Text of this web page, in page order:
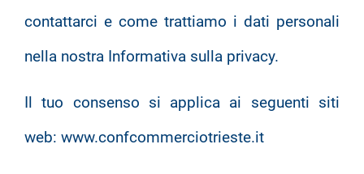
contattarci e come trattiamo i dati personali
nella nostra Informativa sulla privacy.
Il tuo consenso si applica ai seguenti siti
web: www.confcommerciotrieste.it